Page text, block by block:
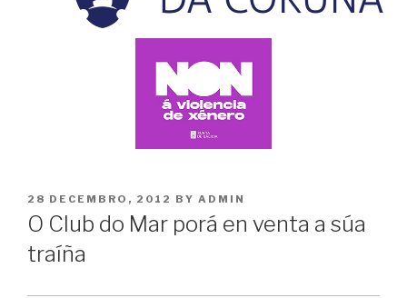
POSTED
ON
28 DECEMBRO, 2012 BY ADMIN
O Club do Mar porá en venta a súa
traíña